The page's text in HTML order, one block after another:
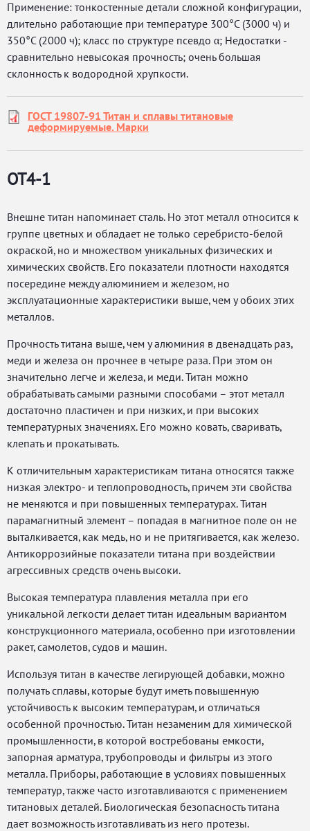
Применение: тонкостенные детали сложной конфигурации,
длительно работающие при температуре 300°C (3000 ч) и
350°C (2000 ч); класс по структуре псевдо α; Недостатки -
сравнительно невысокая прочность; очень большая
склонность к водородной хрупкости.
ГОСТ 19807-91 Титан и сплавы титановые
деформируемые. Марки
ОТ4-1
Внешне титан напоминает сталь. Но этот металл относится к
группе цветных и обладает не только серебристо-белой
окраской, но и множеством уникальных физических и
химических свойств. Его показатели плотности находятся
посередине между алюминием и железом, но
эксплуатационные характеристики выше, чем у обоих этих
металлов.
Прочность титана выше, чем у алюминия в двенадцать раз,
меди и железа он прочнее в четыре раза. При этом он
значительно легче и железа, и меди. Титан можно
обрабатывать самыми разными способами – этот металл
достаточно пластичен и при низких, и при высоких
температурных значениях. Его можно ковать, сваривать,
клепать и прокатывать.
К отличительным характеристикам титана относятся также
низкая электро- и теплопроводность, причем эти свойства
не меняются и при повышенных температурах. Титан
парамагнитный элемент – попадая в магнитное поле он не
выталкивается, как медь, но и не притягивается, как железо.
Антикоррозийные показатели титана при воздействии
агрессивных средств очень высоки.
Высокая температура плавления металла при его
уникальной легкости делает титан идеальным вариантом
конструкционного материала, особенно при изготовлении
ракет, самолетов, судов и машин.
Используя титан в качестве легирующей добавки, можно
получать сплавы, которые будут иметь повышенную
устойчивость к высоким температурам, и отличаться
особенной прочностью. Титан незаменим для химической
промышленности, в которой востребованы емкости,
запорная арматура, трубопроводы и фильтры из этого
металла. Приборы, работающие в условиях повышенных
температур, также часто изготавливаются с применением
титановых деталей. Биологическая безопасность титана
дает возможность изготавливать из него протезы.